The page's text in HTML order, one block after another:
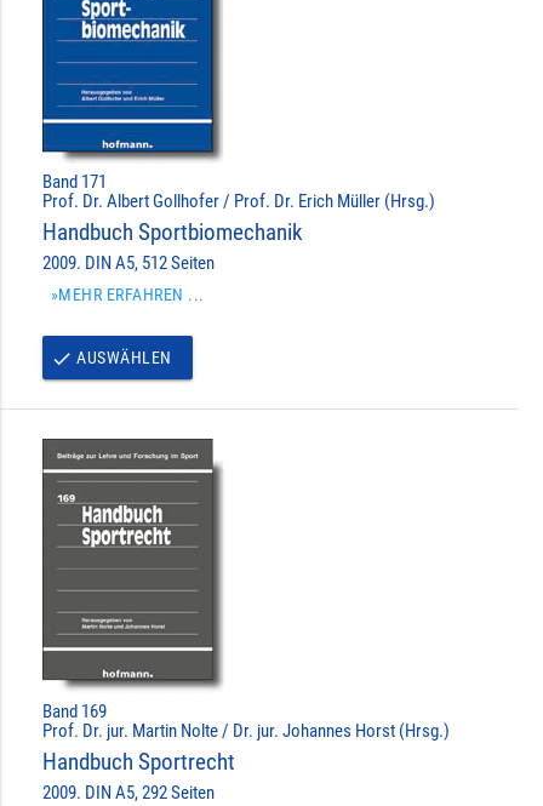
Band 171
Prof. Dr. Albert Gollhofer / Prof. Dr. Erich Müller (Hrsg.)
Handbuch Sportbiomechanik
2009. DIN A5, 512 Seiten
»MEHR ERFAHREN ...
done AUSWÄHLEN
Band 169
Prof. Dr. jur. Martin Nolte / Dr. jur. Johannes Horst (Hrsg.)
Handbuch Sportrecht
2009. DIN A5, 292 Seiten